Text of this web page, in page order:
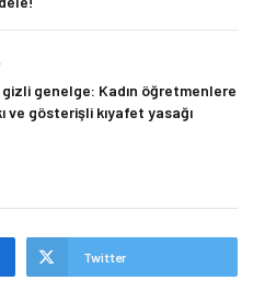
genelge: Kadın öğretmenlere
ve gösterişli kıyafet yasağı
Twitter